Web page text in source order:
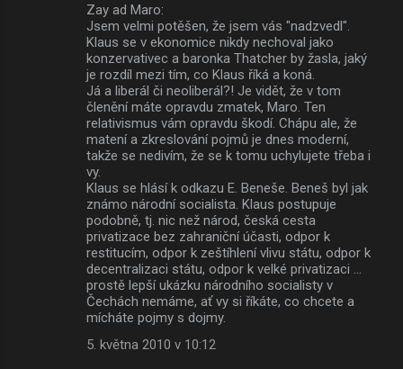
Zay ad Maro:
Jsem velmi potěšen, že jsem vás "nadzvedl".
Klaus se v ekonomice nikdy nechoval jako
konzervativec a baronka Thatcher by žasla, jaký
je rozdíl mezi tím, co Klaus říká a koná.
Já a liberál či neoliberál?! Je vidět, že v tom
členění máte opravdu zmatek, Maro. Ten
relativismus vám opravdu škodí. Chápu ale, že
matení a zkreslování pojmů je dnes moderní,
takže se nedivím, že se k tomu uchylujete třeba i
vy.
Klaus se hlásí k odkazu E. Beneše. Beneš byl jak
známo národní socialista. Klaus postupuje
podobně, tj. nic než národ, česká cesta
privatizace bez zahraniční účasti, odpor k
restitucím, odpor k zeštíhlení vlivu státu, odpor k
decentralizaci státu, odpor k velké privatizaci ...
prostě lepší ukázku národního socialisty v
Čechách nemáme, ať vy si říkáte, co chcete a
mícháte pojmy s dojmy.
5. května 2010 v 10:12